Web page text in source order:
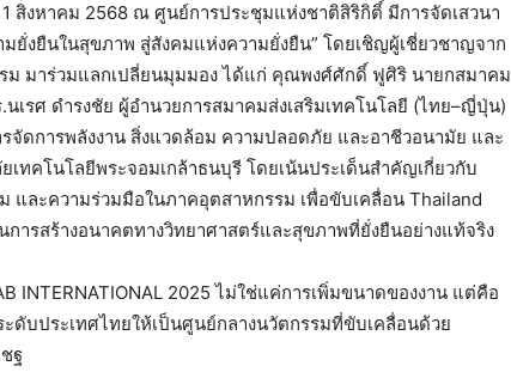
1 สิงหาคม 2568 ณ ศูนย์การประชุมแห่งชาติสิริกิติ์ มีการจัดเสวนา
ยั่งยืนในสุขภาพ สู่สังคมแห่งความยั่งยืน” โดยเชิญผู้เชี่ยวชาญจาก
ม มาร่วมแลกเปลี่ยนมุมมอง ได้แก่ คุณพงศ์ศักดิ์ ฟูศิริ นายกสมาคม
เรศ ดำรงชัย ผู้อำนวยการสมาคมส่งเสริมเทคโนโลยี (ไทย–ญี่ปุ่น)
ดการพลังงาน สิ่งแวดล้อม ความปลอดภัย และอาชีวอนามัย และ
เทคโนโลยีพระจอมเกล้าธนบุรี โดยเน้นประเด็นสำคัญเกี่ยวกับ
ละความร่วมมือในภาคอุตสาหกรรม เพื่อขับเคลื่อน Thailand
การสร้างอนาคตทางวิทยาศาสตร์และสุขภาพที่ยั่งยืนอย่างแท้จริง
INTERNATIONAL 2025 ไม่ใช่แค่การเพิ่มขนาดของงาน แต่คือ
ะดับประเทศไทยให้เป็นศูนย์กลางนวัตกรรมที่ขับเคลื่อนด้วย
ฐ